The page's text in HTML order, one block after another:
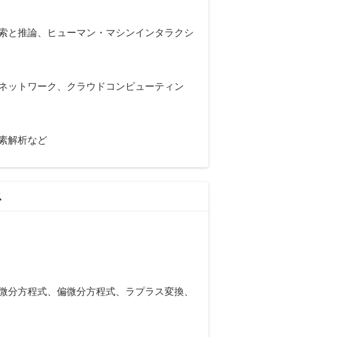
と推論、ヒューマン・マシンインタラクシ
ットワーク、クラウドコンピューティン
解析など
方程式、偏微分方程式、ラプラス変換、